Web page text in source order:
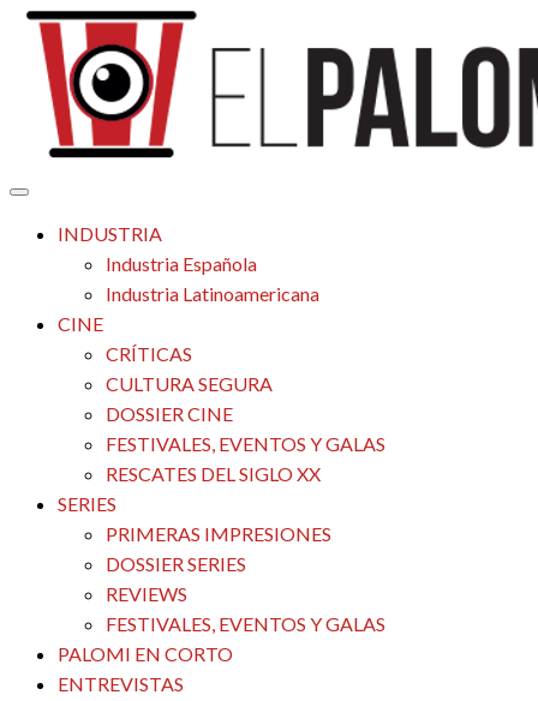
Saltar
contenido
El Palomitrón
Tu espacio de la industria de cine española y latinoamericana
INDUSTRIA
Industria Española
Industria Latinoamericana
CINE
CRÍTICAS
CULTURA SEGURA
DOSSIER CINE
FESTIVALES, EVENTOS Y GALAS
RESCATES DEL SIGLO XX
SERIES
PRIMERAS IMPRESIONES
DOSSIER SERIES
REVIEWS
FESTIVALES, EVENTOS Y GALAS
PALOMI EN CORTO
ENTREVISTAS